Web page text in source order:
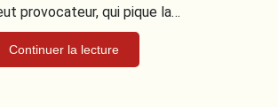
provocateur, qui pique la…
Continuer la lecture